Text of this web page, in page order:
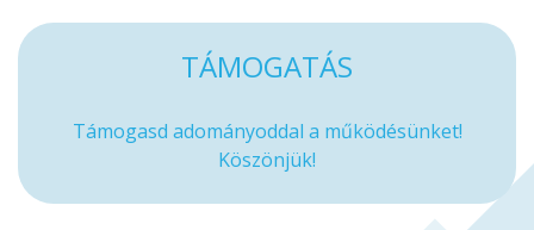
TÁMOGATÁS
Támogasd adományoddal a működésünket!
Köszönjük!